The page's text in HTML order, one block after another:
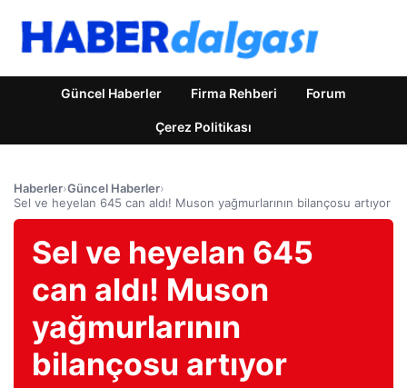
Güncel Haberler Firma Rehberi Forum
Çerez Politikası
Haberler›Güncel Haberler›
Sel ve heyelan 645 can aldı! Muson yağmurlarının bilançosu artıyor
Sel ve heyelan 645
can aldı! Muson
yağmurlarının
bilançosu artıyor